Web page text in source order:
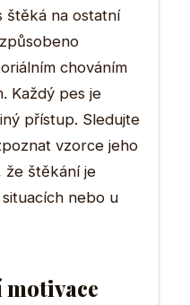
štěká na ostatní
chováním
Každý pes je
přístup. Sledujte
vzorce jeho
že štěkání je
nebo u